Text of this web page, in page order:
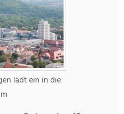
lädt ein in die